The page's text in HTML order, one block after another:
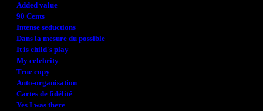
Added value
90 Cents
Intense seductions
Dans la mesure du possible
It is child's play
My celebrity
True copy
Auto-organisation
Cartes de fidélité
Yes I was there